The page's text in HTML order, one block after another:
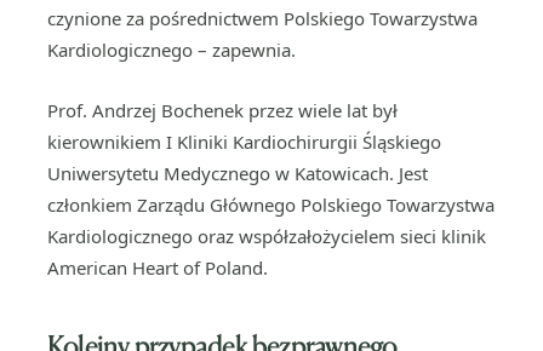
czynione za pośrednictwem Polskiego Towarzystwa
Kardiologicznego – zapewnia.
Prof. Andrzej Bochenek przez wiele lat był
kierownikiem I Kliniki Kardiochirurgii Śląskiego
Uniwersytetu Medycznego w Katowicach. Jest
członkiem Zarządu Głównego Polskiego Towarzystwa
Kardiologicznego oraz współzałożycielem sieci klinik
American Heart of Poland.